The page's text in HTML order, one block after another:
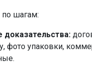
по шагам:
доказательства:
фото упаковки,